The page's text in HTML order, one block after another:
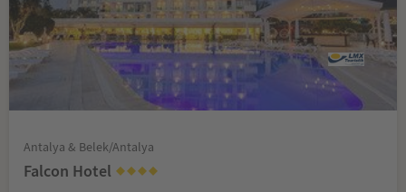
Antalya & Belek/Antalya
Falcon Hotel